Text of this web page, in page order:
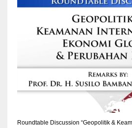
Roundtable Discussion “Geopolitik &